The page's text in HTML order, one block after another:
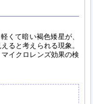
くて暗い褐色矮星が、
ると考えられる現象。
イクロレンズ効果の検